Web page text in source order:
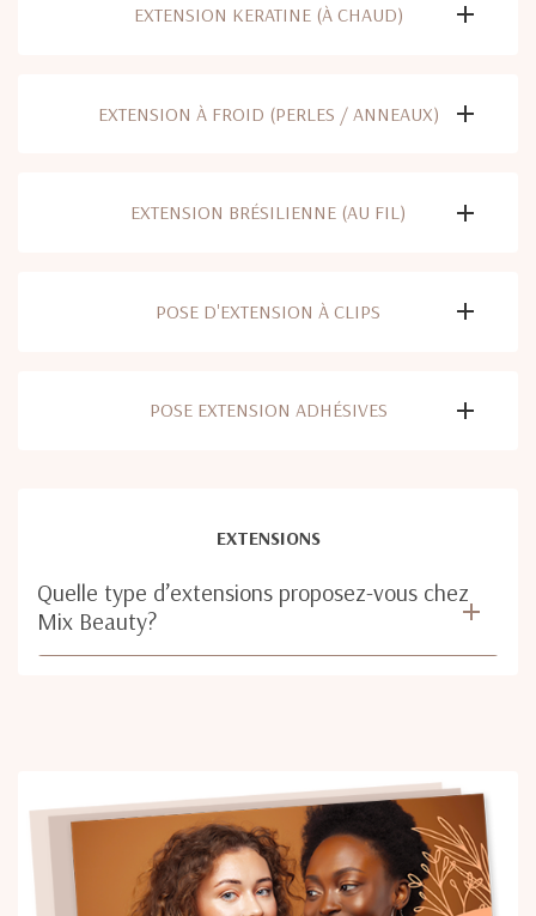
EXTENSION KERATINE (À CHAUD)
EXTENSION À FROID (PERLES / ANNEAUX)
EXTENSION BRÉSILIENNE (AU FIL)
POSE D'EXTENSION À CLIPS
POSE EXTENSION ADHÉSIVES
EXTENSIONS
Quelle type d’extensions proposez-vous chez
Mix Beauty?